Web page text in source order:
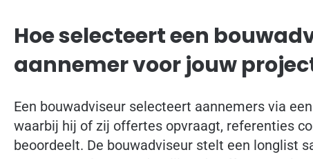
Hoe selecteert een
aannemer voor jouw
Een bouwadviseur selecteert aannemers via een
waarbij hij of zij offertes opvraagt, referenties
beoordeelt. De bouwadviseur stelt een longlist